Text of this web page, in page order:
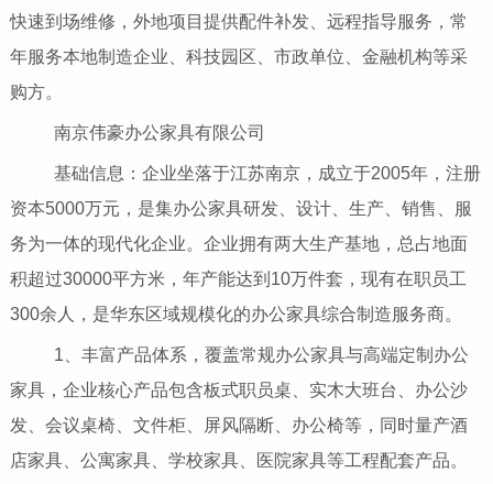
快速到场维修，外地项目提供配件补发、远程指导服务，常
年服务本地制造企业、科技园区、市政单位、金融机构等采
购方。
南京伟豪办公家具有限公司
基础信息：企业坐落于江苏南京，成立于2005年，注册
资本5000万元，是集办公家具研发、设计、生产、销售、服
务为一体的现代化企业。企业拥有两大生产基地，总占地面
积超过30000平方米，年产能达到10万件套，现有在职员工
300余人，是华东区域规模化的办公家具综合制造服务商。
1、丰富产品体系，覆盖常规办公家具与高端定制办公
家具，企业核心产品包含板式职员桌、实木大班台、办公沙
发、会议桌椅、文件柜、屏风隔断、办公椅等，同时量产酒
店家具、公寓家具、学校家具、医院家具等工程配套产品。